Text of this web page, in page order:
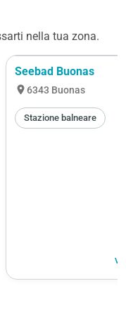
nella tua zona.
Seebad Buonas
location_on6343 Buonas
Stazione balneare